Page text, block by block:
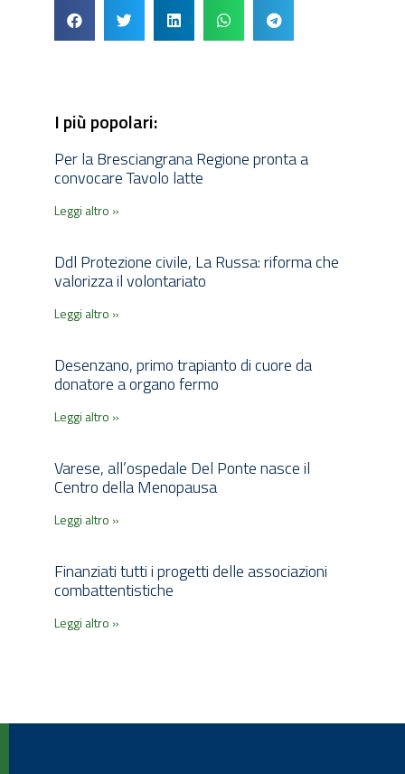
I più popolari:
Per la Bresciangrana Regione pronta a
convocare Tavolo latte
Leggi altro »
Ddl Protezione civile, La Russa: riforma che
valorizza il volontariato
Leggi altro »
Desenzano, primo trapianto di cuore da
donatore a organo fermo
Leggi altro »
Varese, all’ospedale Del Ponte nasce il
Centro della Menopausa
Leggi altro »
Finanziati tutti i progetti delle associazioni
combattentistiche
Leggi altro »